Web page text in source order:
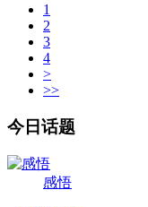
1
2
3
4
>
>>
今日话题
感悟